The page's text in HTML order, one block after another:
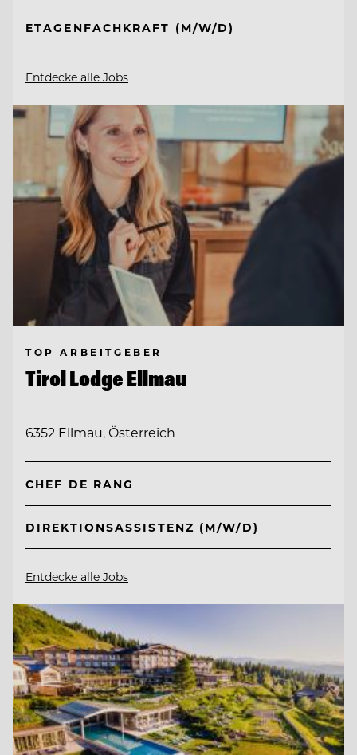
ETAGENFACHKRAFT (M/W/D)
Entdecke alle Jobs
TOP ARBEITGEBER
Tirol Lodge Ellmau
6352 Ellmau, Österreich
CHEF DE RANG
DIREKTIONSASSISTENZ (M/W/D)
Entdecke alle Jobs